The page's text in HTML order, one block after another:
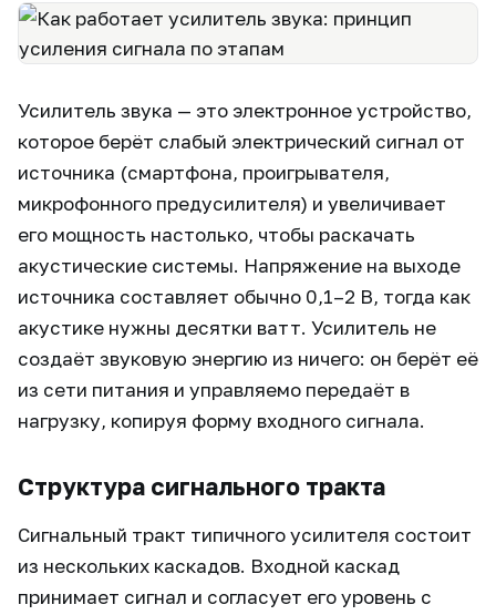
Усилитель звука — это электронное устройство,
которое берёт слабый электрический сигнал от
источника (смартфона, проигрывателя,
микрофонного предусилителя) и увеличивает
его мощность настолько, чтобы раскачать
акустические системы. Напряжение на выходе
источника составляет обычно 0,1–2 В, тогда как
акустике нужны десятки ватт. Усилитель не
создаёт звуковую энергию из ничего: он берёт её
из сети питания и управляемо передаёт в
нагрузку, копируя форму входного сигнала.
Структура сигнального тракта
Сигнальный тракт типичного усилителя состоит
из нескольких каскадов. Входной каскад
принимает сигнал и согласует его уровень с